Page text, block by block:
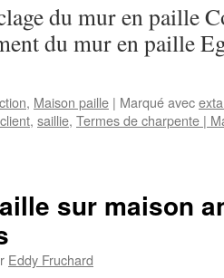
du mur en paille
du mur en paille
, Maison paille | Marqué avec
, saillie, Termes de charpente |
sur maison
Eddy Fruchard